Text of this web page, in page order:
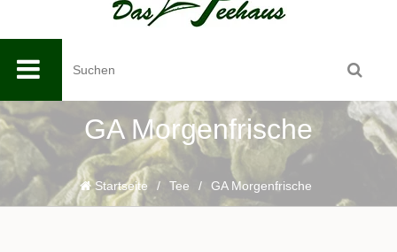
GA Morgenfrische
Startseite / Tee / GA Morgenfrische